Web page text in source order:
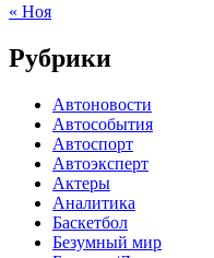
« Ноя
Рубрики
Автоновости
Автособытия
Автоспорт
Автоэксперт
Актеры
Аналитика
Баскетбол
Безумный мир